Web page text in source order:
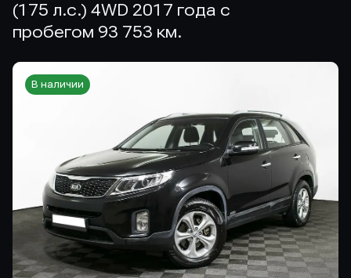
(175 л.с.) 4WD 2017 года с
пробегом 93 753 км.
В наличии